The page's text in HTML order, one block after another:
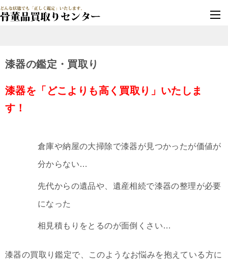
漆器の鑑定・買取り
漆器を「どこよりも高く買取り」いたしま
す！
倉庫や納屋の大掃除で漆器が見つかったが価値が
分からない…
先代からの遺品や、遺産相続で漆器の整理が必要
になった
相見積もりをとるのが面倒くさい…
漆器の買取り鑑定で、このようなお悩みを抱えている方に